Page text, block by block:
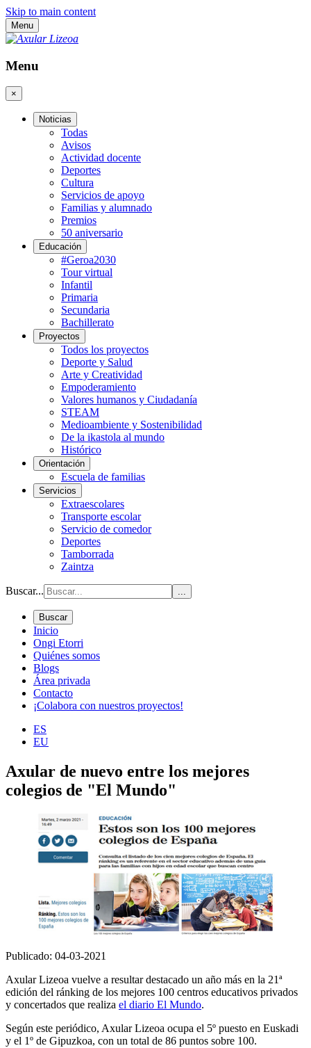
Skip to main content
Menu
Menu
×
Noticias
Todas
Avisos
Actividad docente
Deportes
Cultura
Servicios de apoyo
Familias y alumnado
Premios
50 aniversario
Educación
#Geroa2030
Tour virtual
Infantil
Primaria
Secundaria
Bachillerato
Proyectos
Todos los proyectos
Deporte y Salud
Arte y Creatividad
Empoderamiento
Valores humanos y Ciudadanía
STEAM
Medioambiente y Sostenibilidad
De la ikastola al mundo
Histórico
Orientación
Escuela de familias
Servicios
Extraescolares
Transporte escolar
Servicio de comedor
Deportes
Tamborrada
Zaintza
Buscar... ...
Buscar
Inicio
Ongi Etorri
Quiénes somos
Blogs
Área privada
Contacto
¡Colabora con nuestros proyectos!
ES
EU
Axular de nuevo entre los mejores
colegios de "El Mundo"
Publicado: 04-03-2021
Axular Lizeoa vuelve a resultar destacado un año más en la 21ª
edición del ránking de los mejores 100 centros educativos privados
y concertados que realiza el diario El Mundo.
Según este periódico, Axular Lizeoa ocupa el 5º puesto en Euskadi
y el 1º de Gipuzkoa, con un total de 86 puntos sobre 100.